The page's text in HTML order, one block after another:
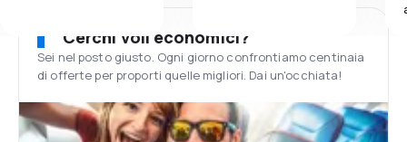
Cerchi voli economici?
Sei nel posto giusto. Ogni giorno confrontiamo centinaia
di offerte per proporti quelle migliori. Dai un'occhiata!